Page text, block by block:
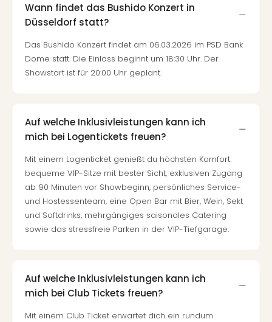
Wann findet das Bushido Konzert in
Düsseldorf statt?
Das Bushido Konzert findet am 06.03.2026 im PSD Bank
Dome statt. Die Einlass beginnt um 18:30 Uhr. Der
Showstart ist für 20:00 Uhr geplant.
Auf welche Inklusivleistungen kann ich
mich bei Logentickets freuen?
Mit einem Logenticket genießt du höchsten Komfort:
bequeme VIP-Sitze mit bester Sicht, exklusiven Zugang
ab 90 Minuten vor Showbeginn, persönliches Service-
und Hostessenteam, eine Open Bar mit Bier, Wein, Sekt
und Softdrinks, mehrgängiges saisonales Catering
sowie das stressfreie Parken in der VIP-Tiefgarage.
Auf welche Inklusivleistungen kann ich
mich bei Club Tickets freuen?
Mit einem Club Ticket erwartet dich ein rundum